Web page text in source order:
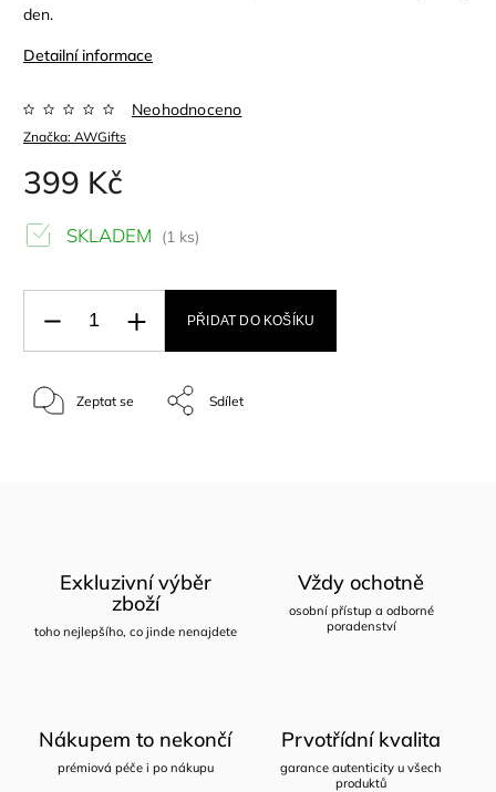
den.
Detailní informace
Značka: AWGifts
Neohodnoceno
399 Kč
SKLADEM (1 ks)
PŘIDAT DO KOŠÍKU
Zeptat se Sdílet
Exkluzivní výběr
zboží
toho nejlepšího, co jinde nenajdete
Vždy ochotně
osobní přístup a odborné
poradenství
Nákupem to nekončí
prémiová péče i po nákupu
Prvotřídní kvalita
garance autenticity u všech
produktů